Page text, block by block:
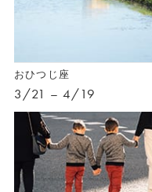
おひつじ座
3/21 – 4/19